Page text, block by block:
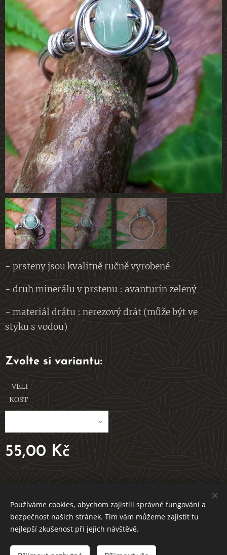
- prsteny jsou kvalitně ručně vyrobené
- druh minerálu v prstenu : avanturín zelený
- materiál drátu : nerezový drát (může být ve
styku s vodou)
Zvolte si variantu:
VELI
KOST
55,00Kč
V ROVNOVÁZE S PŘÍRODOU
Vytvořeno službou Webnode
Cookies
Používáme cookies, abychom zajistili správné fungování a
bezpečnost našich stránek. Tím vám můžeme zajistit tu
nejlepší zkušenost při jejich návštěvě.